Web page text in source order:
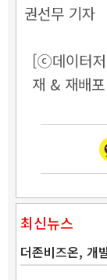
권선무 기자
[ⓒ데이터저
재 & 재배
최신뉴스
더존비즈온, 개